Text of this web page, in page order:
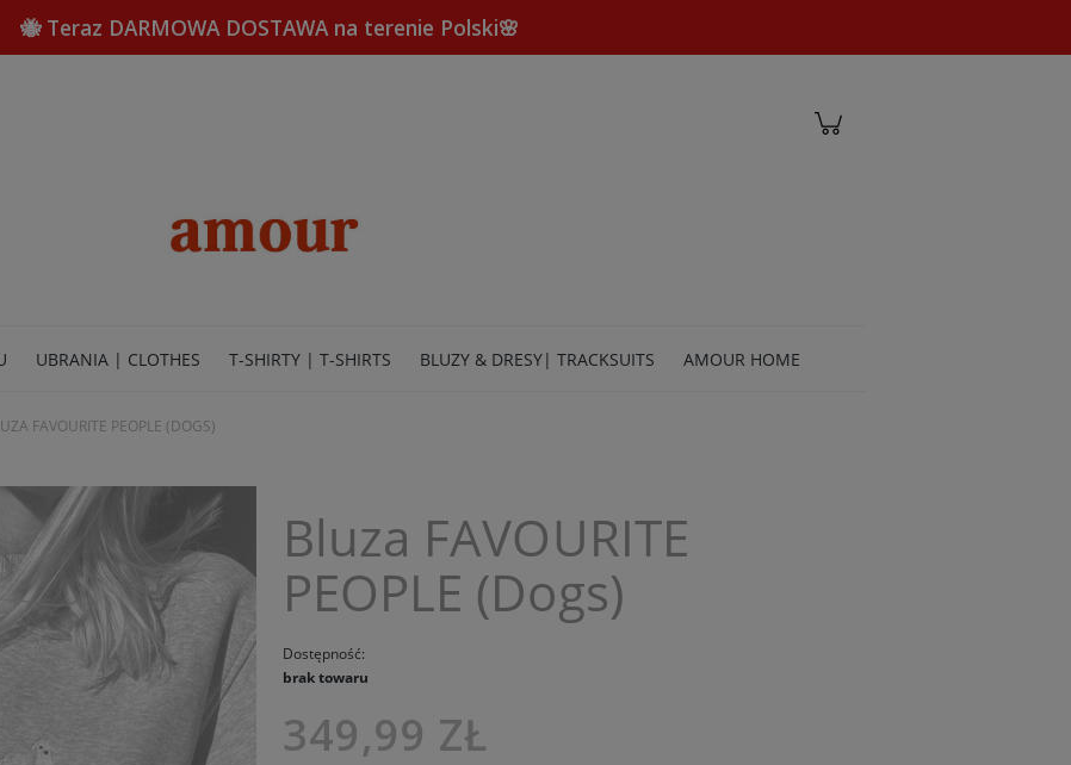
🐝 Teraz DARMOWA DOSTAWA na terenie Polski🌸
UBRANIA | CLOTHES T-SHIRTY | T-SHIRTS BLUZY & DRESY| TRACKSUITS AMOUR HOME
| JEWELRY STRONA GŁÓWNA | HOME
FAVOURITE PEOPLE (DOGS)
Bluza FAVOURITE
PEOPLE (Dogs)
Dostępność:
brak towaru
349,99 ZŁ